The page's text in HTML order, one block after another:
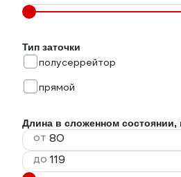
Тип заточки
полусеррейтор
прямой
Длина в сложенном состоянии,
от
до